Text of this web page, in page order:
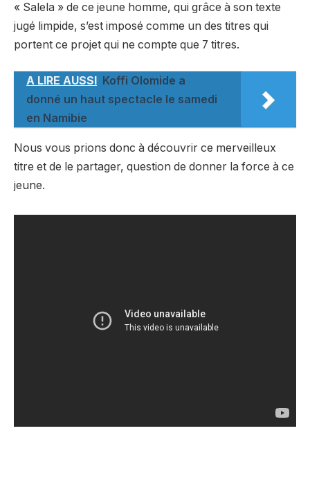
« Salela » de ce jeune homme, qui grâce à son texte
jugé limpide, s’est imposé comme un des titres qui
portent ce projet qui ne compte que 7 titres.
A LIRE AUSSI Koffi Olomide a
donné un haut spectacle le samedi
en Namibie
Nous vous prions donc à découvrir ce merveilleux
titre et de le partager, question de donner la force à ce
jeune.